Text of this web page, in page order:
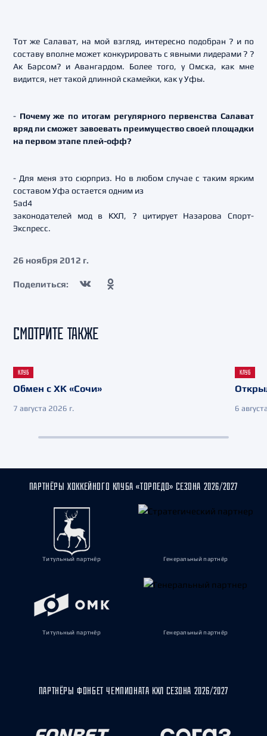
Тот же Салават, на мой взгляд, интересно подобран ? и по
составу вполне может конкурировать с явными лидерами ? ?
Ак Барсом? и Авангардом. Более того, у Омска, как мне
видится, нет такой длинной скамейки, как у Уфы.
- Почему же по итогам регулярного первенства Салават
вряд ли сможет завоевать преимущество своей площадки
на первом этапе плей-офф?
- Для меня это сюрприз. Но в любом случае с таким ярким
составом Уфа остается одним из
5ad4
законодателей мод в КХЛ, ? цитирует Назарова Спорт-
Экспресс.
26 ноября 2012 г.
Поделиться:
СМОТРИТЕ ТАКЖЕ
КЛУБ
Обмен с ХК «Сочи»
7 августа 2026 г.
КЛУБ
6
ПАРТНЁРЫ ХОККЕЙНОГО КЛУБА «ТОРПЕДО» СЕЗОНА 2026/2027
Титульный партнёр Генеральный партнёр
Титульный партнёр Генеральный партнёр
ПАРТНЁРЫ ФОНБЕТ ЧЕМПИОНАТА КХЛ СЕЗОНА 2026/2027